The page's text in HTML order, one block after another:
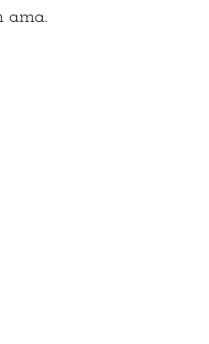
ama.